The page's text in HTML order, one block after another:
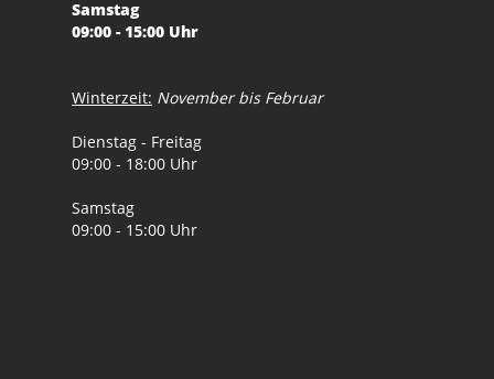
Samstag
09:00 - 15:00 Uhr
Winterzeit: November bis Februar
Dienstag - Freitag
09:00 - 18:00 Uhr
Samstag
09:00 - 15:00 Uhr